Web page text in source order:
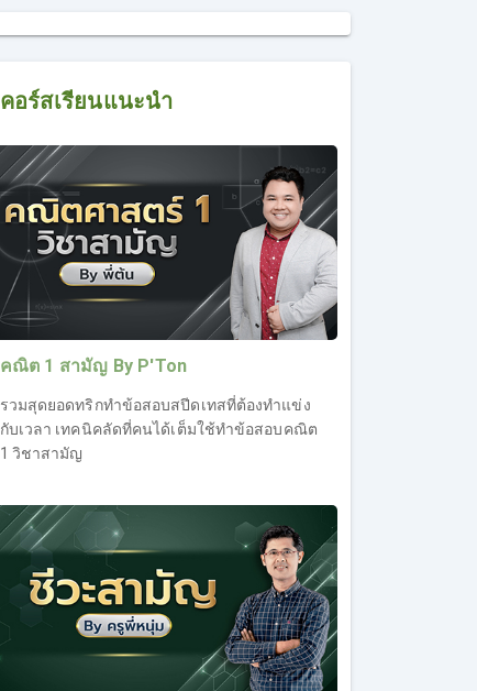
คอร์สเรียนแนะนำ
คณิต 1 สามัญ By P'Ton
รวมสุดยอดทริกทำข้อสอบสปีดเทสที่ต้องทำแข่ง
กับเวลา เทคนิคลัดที่คนได้เต็มใช้ทำข้อสอบคณิต
1 วิชาสามัญ